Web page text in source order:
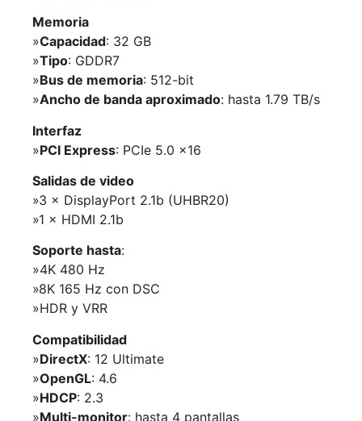
Memoria
»Capacidad: 32 GB
»Tipo: GDDR7
»Bus de memoria: 512-bit
»Ancho de banda aproximado: hasta 1.79 TB/s
Interfaz
»PCI Express: PCIe 5.0 x16
Salidas de video
»3 × DisplayPort 2.1b (UHBR20)
»1 × HDMI 2.1b
Soporte hasta:
»4K 480 Hz
»8K 165 Hz con DSC
»HDR y VRR
Compatibilidad
»DirectX: 12 Ultimate
»OpenGL: 4.6
»HDCP: 2.3
»Multi-monitor: hasta 4 pantallas